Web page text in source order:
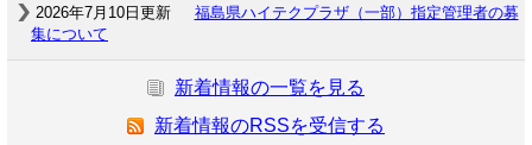
2026年7月10日更新
福島県ハイテクプラザ（一部）指定管理者の募
集について
新着情報の一覧を見る
新着情報のRSSを受信する